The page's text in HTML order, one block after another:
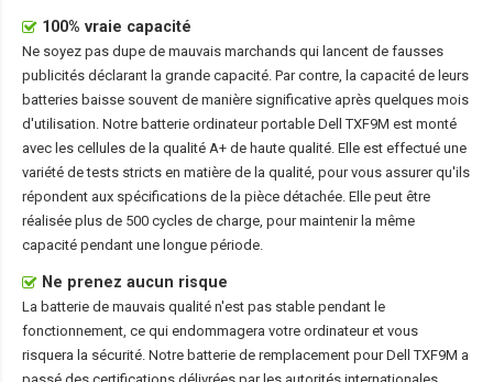
100% vraie capacité
Ne soyez pas dupe de mauvais marchands qui lancent de fausses
publicités déclarant la grande capacité. Par contre, la capacité de leurs
batteries baisse souvent de manière significative après quelques mois
d'utilisation. Notre batterie ordinateur portable Dell TXF9M est monté
avec les cellules de la qualité A+ de haute qualité. Elle est effectué une
variété de tests stricts en matière de la qualité, pour vous assurer qu'ils
répondent aux spécifications de la pièce détachée. Elle peut être
réalisée plus de 500 cycles de charge, pour maintenir la même
capacité pendant une longue période.
Ne prenez aucun risque
La batterie de mauvais qualité n'est pas stable pendant le
fonctionnement, ce qui endommagera votre ordinateur et vous
risquera la sécurité. Notre batterie de remplacement pour Dell TXF9M a